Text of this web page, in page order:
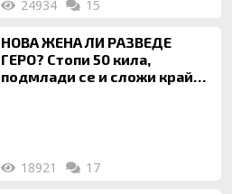
24934 15
НОВА ЖЕНА ЛИ РАЗВЕДЕ
ГЕРО? Стопи 50 кила,
подмлади се и сложи край
18921 17